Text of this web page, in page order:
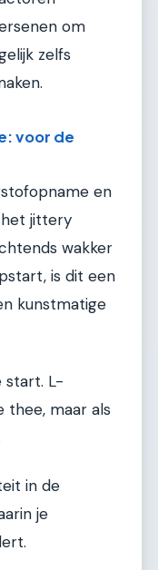
om
zelfs
voor de
en
jittery
wakker
is dit een
kunstmatige
start. L-
thee, maar als
in de
je